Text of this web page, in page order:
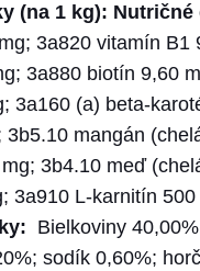
(na 1 kg):
3a820 vitamín
3a880 biotín 9,60
3a160 (a) beta-
3b5.10 mangán
3b4.10 meď
3a910 L-karnitín
Bielkoviny
sodík 0,60%;